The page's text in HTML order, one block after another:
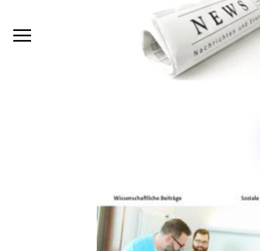
Zum Hauptinhalt springen